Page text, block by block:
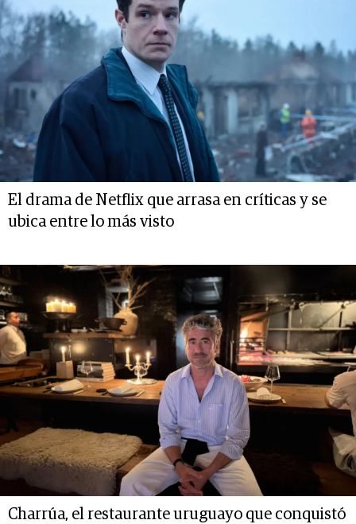
El drama de Netflix que arrasa en críticas y se
ubica entre lo más visto
Charrúa, el restaurante uruguayo que conquistó